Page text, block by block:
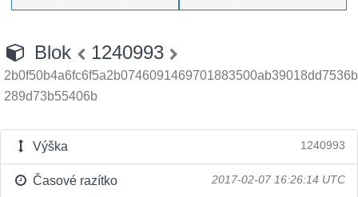
Blok 1240993
2b0f50b4a6fc6f5a2b0746091469701883500ab39018dd7536b
289d73b55406b
Výška 1240993
Časové razítko 2017-02-07 16:26:14 UTC